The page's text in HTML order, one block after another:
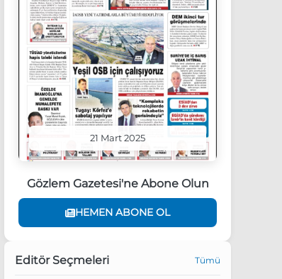
21 Mart 2025
Gözlem Gazetesi'ne Abone Olun
HEMEN ABONE OL
Editör Seçmeleri Tümü